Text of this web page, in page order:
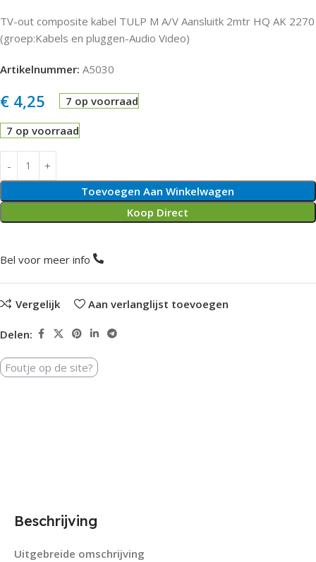
TV-out composite kabel TULP M A/V Aansluitk 2mtr HQ AK 2270
(groep:Kabels en pluggen-Audio Video)
Artikelnummer: A5030
€ 4,25 7 op voorraad
7 op voorraad
Toevoegen Aan Winkelwagen
Koop Direct
Bel voor meer info
Vergelijk Aan verlanglijst toevoegen
Delen:
Foutje op de site?
Beschrijving
Uitgebreide omschrijving